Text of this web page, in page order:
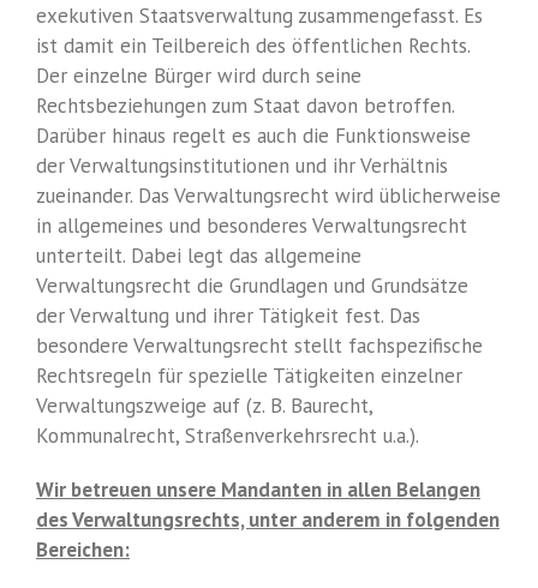
exekutiven Staatsverwaltung zusammengefasst. Es
ist damit ein Teilbereich des öffentlichen Rechts.
Der einzelne Bürger wird durch seine
Rechtsbeziehungen zum Staat davon betroffen.
Darüber hinaus regelt es auch die Funktionsweise
der Verwaltungsinstitutionen und ihr Verhältnis
zueinander. Das Verwaltungsrecht wird üblicherweise
in allgemeines und besonderes Verwaltungsrecht
unterteilt. Dabei legt das allgemeine
Verwaltungsrecht die Grundlagen und Grundsätze
der Verwaltung und ihrer Tätigkeit fest. Das
besondere Verwaltungsrecht stellt fachspezifische
Rechtsregeln für spezielle Tätigkeiten einzelner
Verwaltungszweige auf (z. B. Baurecht,
Kommunalrecht, Straßenverkehrsrecht u.a.).
Wir betreuen unsere Mandanten in allen Belangen
des Verwaltungsrechts, unter anderem in folgenden
Bereichen: